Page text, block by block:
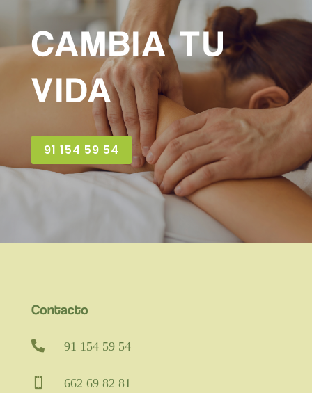
CAMBIA TU
VIDA
91 154 59 54
Contacto
 91 154 59 54
 662 69 82 81